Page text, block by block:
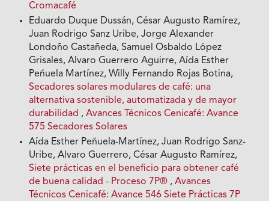
Cromacafé
Eduardo Duque Dussán, César Augusto Ramírez,
Juan Rodrigo Sanz Uribe, Jorge Alexander
Londoño Castañeda, Samuel Osbaldo López
Grisales, Alvaro Guerrero Aguirre, Aída Esther
Peñuela Martínez, Willy Fernando Rojas Botina,
Secadores solares modulares de café: una
alternativa sostenible, automatizada y de mayor
durabilidad ,Avances Técnicos Cenicafé: Avance
575 Secadores Solares
Aída Esther Peñuela-Martínez, Juan Rodrigo Sanz-
Uribe, Alvaro Guerrero, César Augusto Ramírez,
Siete prácticas en el beneficio para obtener café
de buena calidad - Proceso 7P® ,Avances
Técnicos Cenicafé: Avance 546 Siete Prácticas 7P